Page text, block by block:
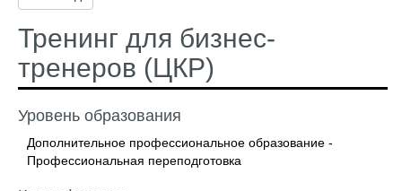
Тренинг для бизнес-
тренеров (ЦКР)
Уровень образования
Дополнительное профессиональное образование -
Профессиональная переподготовка